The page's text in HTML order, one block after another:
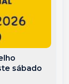
sábado